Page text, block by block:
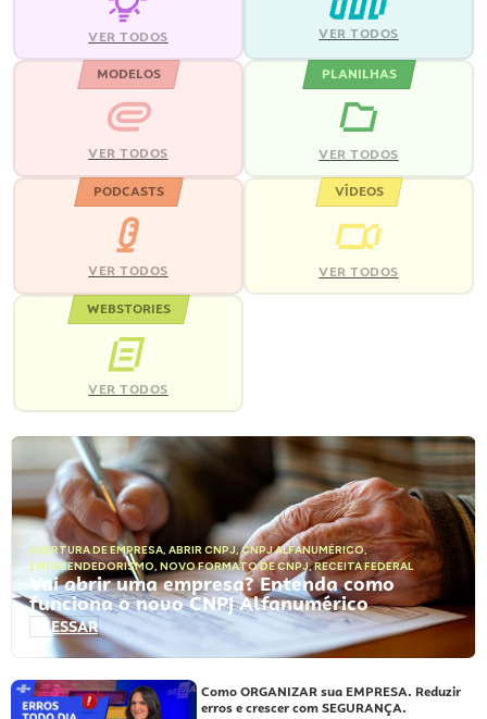
VER TODOS VER TODOS
MODELOS
VER TODOS
PLANILHAS
VER TODOS
PODCASTS
VER TODOS
VÍDEOS
VER TODOS
WEBSTORIES
VER TODOS
ABERTURA DE EMPRESA, ABRIR CNPJ,CNPJ ALFANUMÉRICO,
EMPREENDEDORISMO, NOVO FORMATO DE CNPJ,RECEITA FEDERAL
Vai abrir uma empresa? Entenda como
funciona o novo CNPJ Alfanumérico
ACESSAR
Como ORGANIZAR sua EMPRESA. Reduzir
erros e crescer com SEGURANÇA.